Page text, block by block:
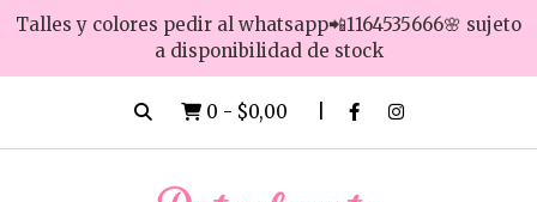
Talles y colores pedir al whatsapp📲1164535666🌸 sujeto
a disponibilidad de stock
0 - $0,00